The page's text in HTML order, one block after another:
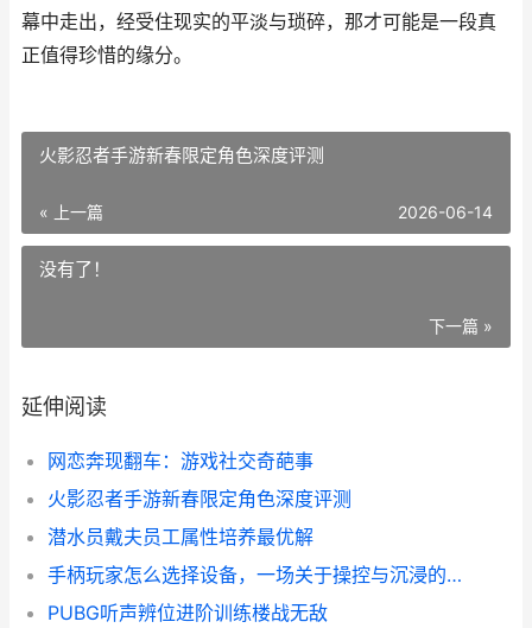
幕中走出，经受住现实的平淡与琐碎，那才可能是一段真
正值得珍惜的缘分。
火影忍者手游新春限定角色深度评测
« 上一篇 2026-06-14
没有了！
下一篇 »
延伸阅读
网恋奔现翻车：游戏社交奇葩事
火影忍者手游新春限定角色深度评测
潜水员戴夫员工属性培养最优解
手柄玩家怎么选择设备，一场关于操控与沉浸的深思
PUBG听声辨位进阶训练楼战无敌